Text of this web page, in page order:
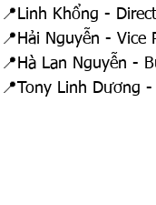
📍Linh Khổng -
📍Hải Nguyễn - Vice
📍Hà Lan Nguyễn -
📍Tony Linh Dương